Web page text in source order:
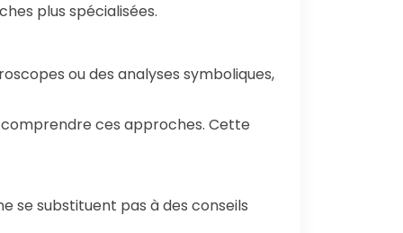
plus spécialisées.
ou des analyses symboliques,
ces approches. Cette
se substituent pas à des conseils